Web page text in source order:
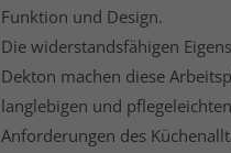
Funktion und Design.
Die widerstandsfähigen
Dekton machen diese
langlebigen und
Anforderungen des